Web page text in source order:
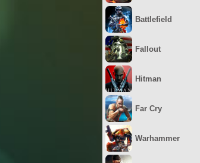
Battlefield
Fallout
Hitman
Far Cry
Warhammer